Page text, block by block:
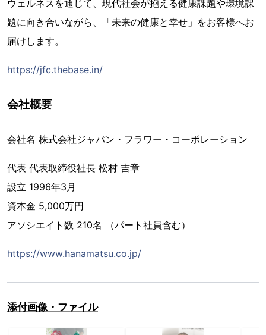
ウェルネスを通じて、現代社会が抱える健康課題や環境課
題に向き合いながら、「未来の健康と幸せ」をお客様へお
届けします。
https://jfc.thebase.in/
会社概要
会社名 株式会社ジャパン・フラワー・コーポレーション
代表 代表取締役社長 松村 吉章
設立 1996年3月
資本金 5,000万円
アソシエイト数 210名 （パート社員含む）
https://www.hanamatsu.co.jp/
添付画像・ファイル